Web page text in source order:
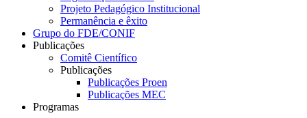
Projeto Pedagógico Institucional
Permanência e êxito
Grupo do FDE/CONIF
Publicações
Comitê Científico
Publicações
Publicações Proen
Publicações MEC
Programas